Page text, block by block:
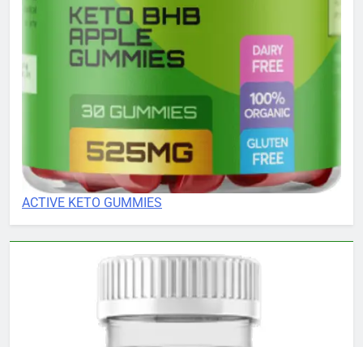
ACTIVE KETO GUMMIES